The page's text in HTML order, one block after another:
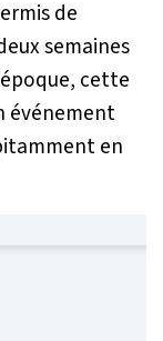
de
semaines
cette
événement
en